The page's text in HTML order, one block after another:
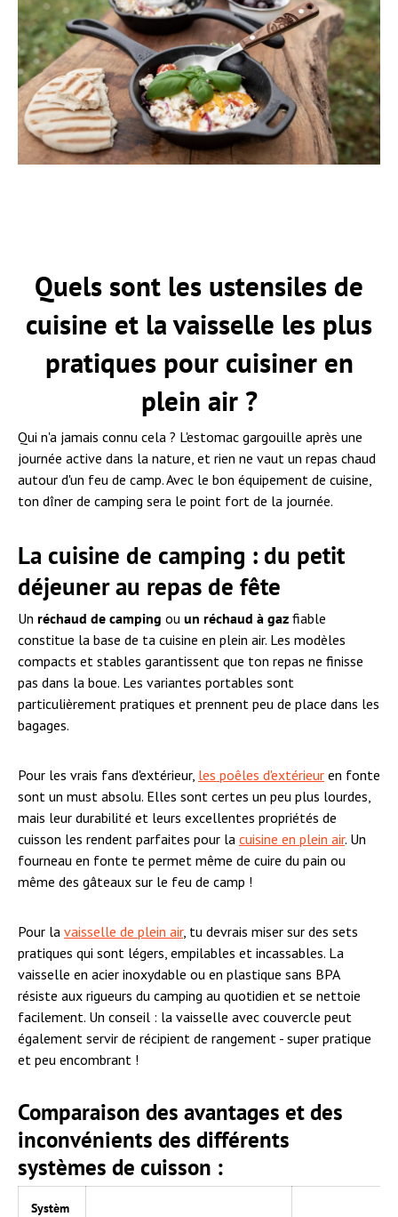
Quels sont les ustensiles de
cuisine et la vaisselle les plus
pratiques pour cuisiner en
plein air ?
Qui n'a jamais connu cela ? L'estomac gargouille après une
journée active dans la nature, et rien ne vaut un repas chaud
autour d'un feu de camp. Avec le bon équipement de cuisine,
ton dîner de camping sera le point fort de la journée.
La cuisine de camping : du petit
déjeuner au repas de fête
Un réchaud de camping ou un réchaud à gaz fiable
constitue la base de ta cuisine en plein air. Les modèles
compacts et stables garantissent que ton repas ne finisse
pas dans la boue. Les variantes portables sont
particulièrement pratiques et prennent peu de place dans les
bagages.
Pour les vrais fans d'extérieur, les poêles d'extérieur en fonte
sont un must absolu. Elles sont certes un peu plus lourdes,
mais leur durabilité et leurs excellentes propriétés de
cuisson les rendent parfaites pour la cuisine en plein air. Un
fourneau en fonte te permet même de cuire du pain ou
même des gâteaux sur le feu de camp !
Pour la vaisselle de plein air, tu devrais miser sur des sets
pratiques qui sont légers, empilables et incassables. La
vaisselle en acier inoxydable ou en plastique sans BPA
résiste aux rigueurs du camping au quotidien et se nettoie
facilement. Un conseil : la vaisselle avec couvercle peut
également servir de récipient de rangement - super pratique
et peu encombrant !
Comparaison des avantages et des
inconvénients des différents
systèmes de cuisson :
Systèm